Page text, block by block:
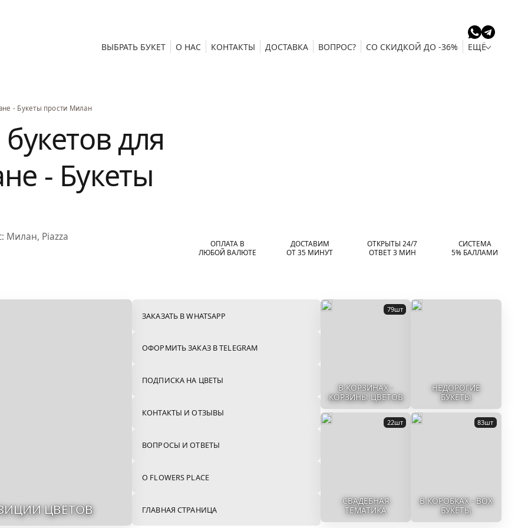
ВЫБРАТЬ БУКЕТ О НАС КОНТАКТЫ ДОСТАВКА ВОПРОС? СО СКИДКОЙ ДО -36% ЕЩЁ
- Букеты прости Милан
для
- Букеты
Милан, Piazza
ОПЛАТА В
ЛЮБОЙ ВАЛЮТЕ
ДОСТАВИМ
ОТ 35 МИНУТ
ОТКРЫТЫ 24/7
ОТВЕТ 3 МИН
СИСТЕМА
5% БАЛЛАМИ
ЦВЕТОВ
ЗАКАЗАТЬ В WHATSAPP
ОФОРМИТЬ ЗАКАЗ В TELEGRAM
ПОДПИСКА НА ЦВЕТЫ
КОНТАКТЫ И ОТЗЫВЫ
ВОПРОСЫ И ОТВЕТЫ
О FLOWERS PLACE
ГЛАВНАЯ СТРАНИЦА
79шт
В КОРЗИНАХ -
КОРЗИНЫ ЦВЕТОВ
НЕДОРОГИЕ
БУКЕТЫ
22шт
СВАДЕБНАЯ
ТЕМАТИКА
83шт
В КОРОБКАХ - BOX
БУКЕТЫ